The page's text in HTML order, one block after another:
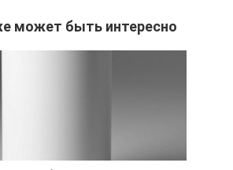
может быть интересно